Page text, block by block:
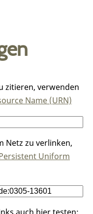
zitieren, verwenden
Name (URN)
Netz zu verlinken,
Uniform